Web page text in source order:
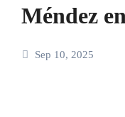
Méndez
Sep 10, 2025